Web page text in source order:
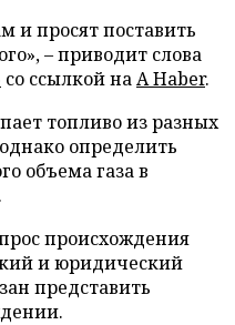
и просят поставить
– приводит слова
со ссылкой наA Haber.
топливо из разных
определить
объема газа в
происхождения
и юридический
представить